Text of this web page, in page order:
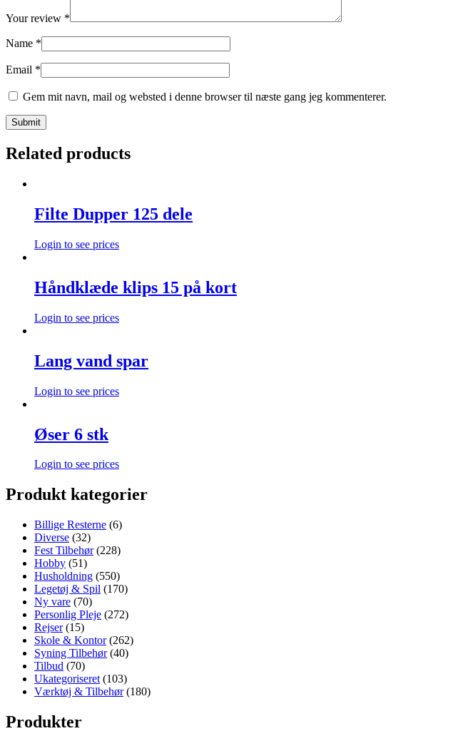
Your review *
Name *
Email *
Gem mit navn, mail og websted i denne browser til næste gang jeg kommenterer.
Related products
Filte Dupper 125 dele
Login to see prices
Håndklæde klips 15 på kort
Login to see prices
Lang vand spar
Login to see prices
Øser 6 stk
Login to see prices
Produkt kategorier
Billige Resterne (6)
Diverse (32)
Fest Tilbehør (228)
Hobby (51)
Husholdning (550)
Legetøj & Spil (170)
Ny vare (70)
Personlig Pleje (272)
Rejser (15)
Skole & Kontor (262)
Syning Tilbehør (40)
Tilbud (70)
Ukategoriseret (103)
Værktøj & Tilbehør (180)
Produkter